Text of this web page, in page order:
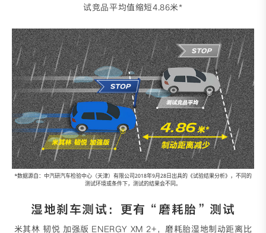
试竞品平均值缩短4.86米*
*数据源自：中汽研汽车检验中心（天津）有限公司2018年9月28日出具的《试验结果分析》，不同的
测试环境或条件下，测试的结果会不同。
湿地刹车测试：更有“磨耗胎”测试
米其林 韧悦 加强版 ENERGY XM 2+，磨耗胎湿地制动距离比